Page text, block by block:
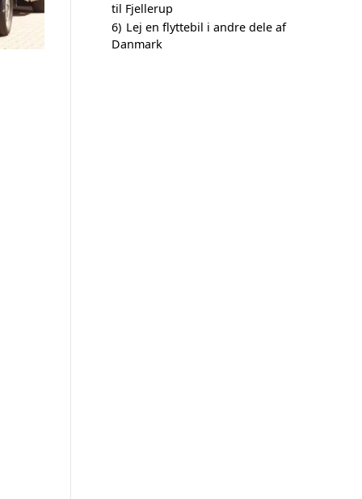
til Fjellerup
6) Lej en flyttebil i andre dele af
Danmark